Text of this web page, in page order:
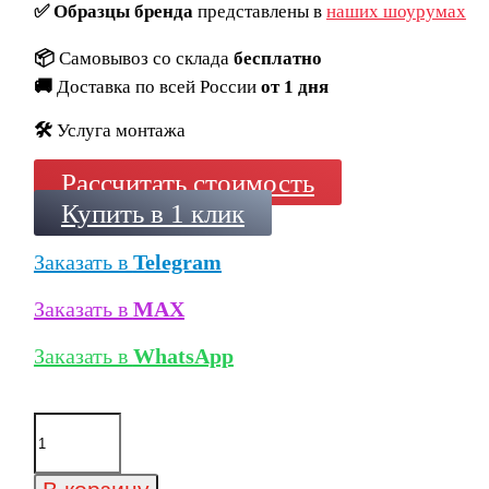
✅Образцы брендапредставлены в наших шоурумах
📦 Самовывоз со склада бесплатно
🚚 Доставка по всей России от 1 дня
🛠️ Услуга монтажа
Рассчитать стоимость
Купить в 1 клик
Заказать в Telegram
Заказать в MAX
Заказать в WhatsApp
Количество
товара
плитка